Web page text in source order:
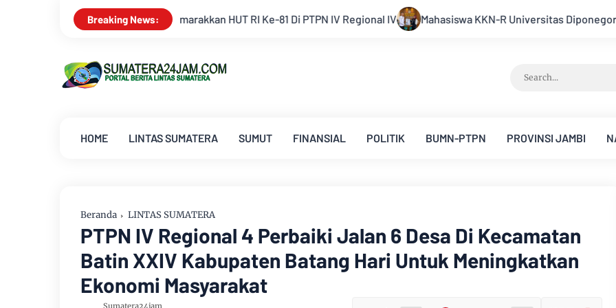
Breaking News:
HUT RI Ke-81 Di PTPN IV Regional IV Mahasiswa KKN-R Universitas Diponegoro Bangun Gerakan Pencegahan
HOME LINTAS SUMATERA SUMUT FINANSIAL POLITIK BUMN-PTPN PROVINSI JAMBI
Beranda LINTAS SUMATERA
PTPN IV Regional 4 Perbaiki Jalan 6 Desa Di Kecamatan
Batin XXIV Kabupaten Batang Hari Untuk Meningkatkan
Ekonomi Masyarakat
Sumatera24jam